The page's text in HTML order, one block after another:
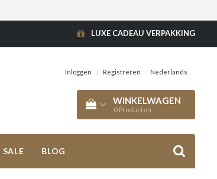
LUXE CADEAU VERPAKKING
Inloggen | Registreren Nederlands
WINKELWAGEN
0 Producten
SALE BLOG